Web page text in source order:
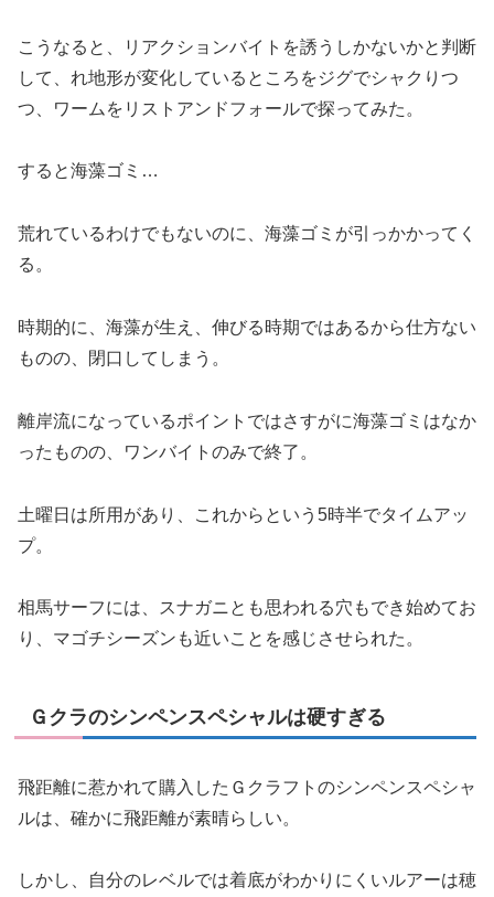
こうなると、リアクションバイトを誘うしかないかと判断
して、れ地形が変化しているところをジグでシャクりつ
つ、ワームをリストアンドフォールで探ってみた。
すると海藻ゴミ…
荒れているわけでもないのに、海藻ゴミが引っかかってく
る。
時期的に、海藻が生え、伸びる時期ではあるから仕方ない
ものの、閉口してしまう。
離岸流になっているポイントではさすがに海藻ゴミはなか
ったものの、ワンバイトのみで終了。
土曜日は所用があり、これからという5時半でタイムアッ
プ。
相馬サーフには、スナガニとも思われる穴もでき始めてお
り、マゴチシーズンも近いことを感じさせられた。
Ｇクラのシンペンスペシャルは硬すぎる
飛距離に惹かれて購入したＧクラフトのシンペンスペシャ
ルは、確かに飛距離が素晴らしい。
しかし、自分のレベルでは着底がわかりにくいルアーは穂